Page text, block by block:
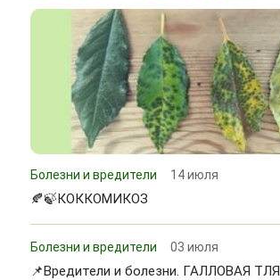
Болезни и вредители 14 июля
🍂🍃КОККОМИКОЗ
Болезни и вредители 03 июля
📌Вредители и болезни. ГАЛЛОВАЯ ТЛЯ